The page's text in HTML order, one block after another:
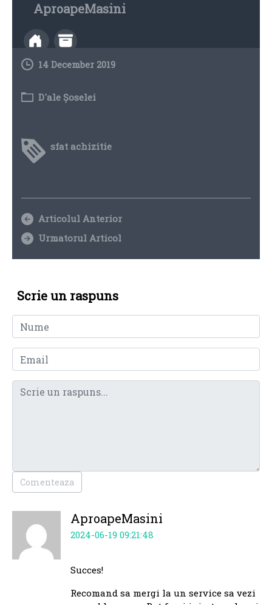
AproapeMasini
14 December 2019
D'ale Șoselei
sfat achizitie
Articolul Anterior
Urmatorul Articol
Scrie un raspuns
Comenteaza
AproapeMasini
2024-06-19 09:21:48
Recomand sa mergi la un service sa vezi
Succes!